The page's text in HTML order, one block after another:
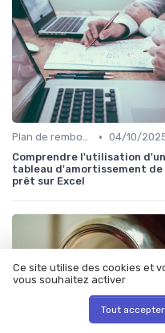
Plan de remboursement • 04/10/
Comprendre l'utilisation d'un
tableau d'amortissement de
prêt sur Excel
Ce site utilise des cookies et
vous souhaitez activer
Tout accepter